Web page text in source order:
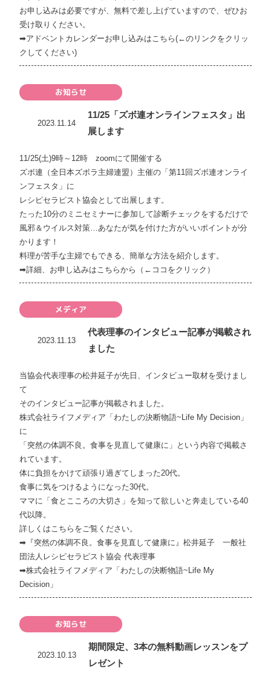
お申し込みは必要ですが、無料で差し上げていますので、ぜひお
受け取りください。
➡アドベントカレンダーお申し込みはこちら(←のリンクをクリッ
クしてください)
お知らせ
2023.11.14
11/25「ズボ連オンラインフェスタ」出
展します
11/25(土)9時～12時 zoomにて開催する
ズボ連（全日本ズボラ主婦連盟）主催の「第11回ズボ連オンライ
ンフェスタ 」に
レシピセラピスト協会として出展します。
たった10分のミニセミナーに参加して診断チェックをするだけで
風邪＆ウイルス対策…あなたが気を付けた方がいいポイントが分
かります！
料理が苦手な主婦でもできる、簡単な方法を紹介します。
➡詳細、お申し込みはこちらから（←ココをクリック）
メディア
2023.11.13
代表理事のインタビュー記事が掲載され
ました
当協会代表理事の松井延子が先日、インタビュー取材を受けまし
て
そのインタビュー記事が掲載されました。
株式会社ライフメディア「わたしの決断物語~Life My Decision」
に
「突然の体調不良。食事を見直して健康に」という内容で掲載さ
れています。
体に負担をかけて頑張り過ぎてしまった20代。
食事に気をつけるようになった30代。
ママに「食とこころの大切さ」を知って欲しいと奔走している40
代以降。
詳しくはこちら をご覧ください。
➡ 『突然の体調不良。食事を見直して健康に』松井延子 一般社
団法人レシピセラピスト協会 代表理事
➡株式会社ライフメディア「わたしの決断物語~Life My
Decision」
お知らせ
2023.10.13
期間限定、3本の無料動画レッスンをプ
レゼント